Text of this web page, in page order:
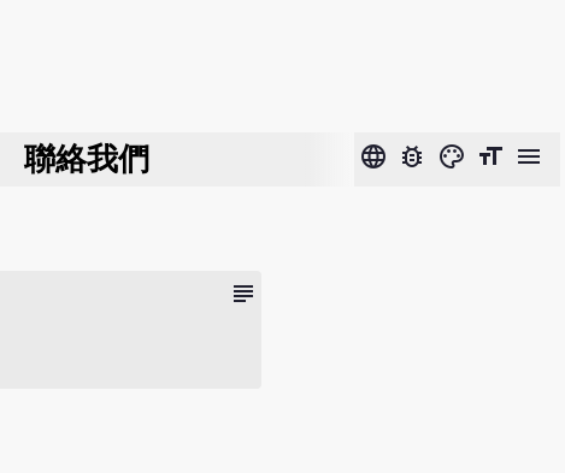
聯絡我們 language bug_report color_lens format_size menu
subject